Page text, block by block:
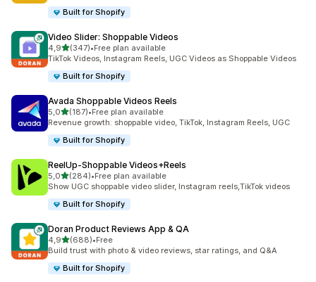
Built for Shopify
Video Slider: Shoppable Videos
4,9na 5 gwiazdek
(347)
Łączna liczba recenzji: 347
•Free plan available
TikTok Videos, Instagram Reels, UGC Videos as Shoppable Videos
Built for Shopify
Avada Shoppable Videos Reels
5,0na 5 gwiazdek
(187)
Łączna liczba recenzji: 187
•Free plan available
Revenue growth: shoppable video, TikTok, Instagram Reels, UGC
Built for Shopify
ReelUp‑Shoppable Videos+Reels
5,0na 5 gwiazdek
(284)
Łączna liczba recenzji: 284
•Free plan available
Show UGC shoppable video slider, Instagram reels,TikTok videos
Built for Shopify
Doran Product Reviews App & QA
4,9na 5 gwiazdek
(688)
Łączna liczba recenzji: 688
•Free
Build trust with photo & video reviews, star ratings, and Q&A
Built for Shopify